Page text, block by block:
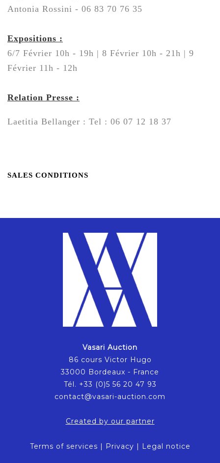
Antonia Rossini - 06 83 70 76 35
Expositions :
6/7 Février 10h - 19h | 8 Février 10h - 21h | 9
Février 11h - 12h
Relation Presse :
Laetitia Bellanger : Tel : 06 07 12 18 37
SALES CONDITIONS
Vasari Auction
86 cours Victor Hugo
33000 Bordeaux - France
Tél. +33 (0)5 56 20 47 93
contact@vasari-auction.com
Created by our partner
Terms of services | Privacy | Legal notice